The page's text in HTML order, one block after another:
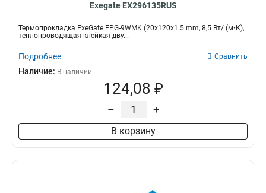
Exegate EX296135RUS
Термопрокладка ExeGate EPG-9WMK (20x120x1.5 mm, 8,5 Вт/ (м•К),
теплопроводящая клейкая дву...
Подробнее Сравнить
Наличие: В наличии
124,08 ₽
– +
В корзину